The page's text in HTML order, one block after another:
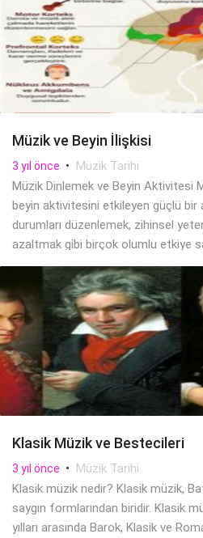
Müzik ve Beyin İlişkisi
3 yıl önce • Müzik Tarihi
Müzik Dinlemek ve Beyin Aktivitesi
beyin aktivitesini etkileyen güçlü bir
durumları düzenlemek, zihinsel
azaltmak gibi birçok olumlu etkiye
Klasik Müzik ve Bestecileri
3 yıl önce • Müzik Tarihi
Klasik müzik nedir? Klasik müzik,
saygın formlarından biridir. Klasik
yılları arasında Barok, Klasik ve